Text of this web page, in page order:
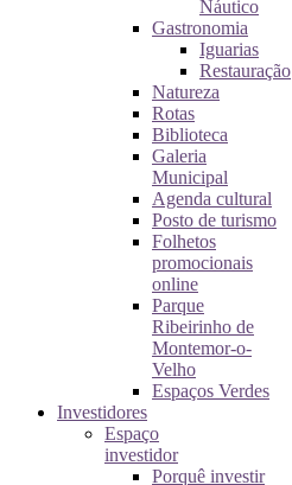
Náutico
Gastronomia
Iguarias
Restauração
Natureza
Rotas
Biblioteca
Galeria
Municipal
Agenda cultural
Posto de turismo
Folhetos
promocionais
online
Parque
Ribeirinho de
Montemor-o-
Velho
Espaços Verdes
Investidores
Espaço
investidor
Porquê investir